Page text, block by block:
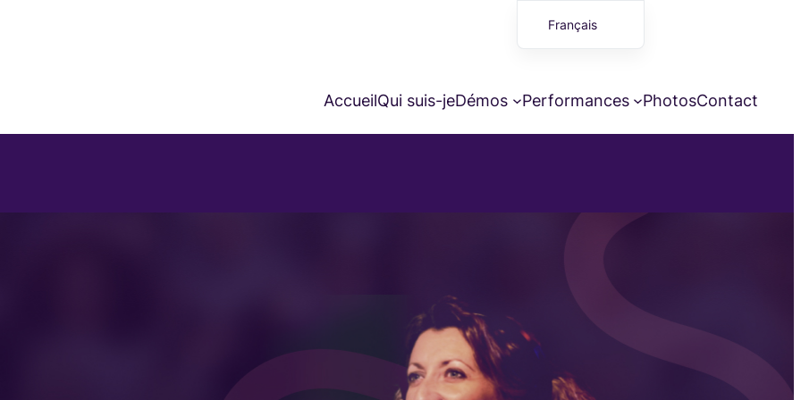
AccueilQui suis-jeDémos Performances PhotosContact
Français